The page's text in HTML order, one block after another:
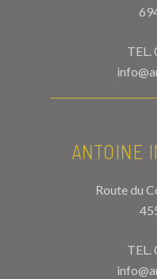
TEL.
ANTOINE
Route du
TEL.